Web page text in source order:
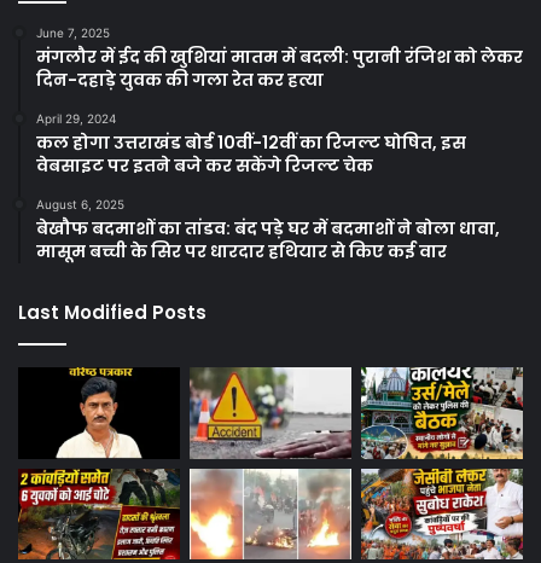
June 7, 2025
मंगलौर में ईद की खुशियां मातम में बदली: पुरानी रंजिश को लेकर
दिन-दहाड़े युवक की गला रेत कर हत्या
April 29, 2024
कल होगा उत्तराखंड बोर्ड 10वीं-12वीं का रिजल्ट घोषित, इस
वेबसाइट पर इतने बजे कर सकेंगे रिजल्ट चेक
August 6, 2025
बेखौफ बदमाशों का तांडव: बंद पड़े घर में बदमाशों ने बोला धावा,
मासूम बच्ची के सिर पर धारदार हथियार से किए कई वार
Last Modified Posts